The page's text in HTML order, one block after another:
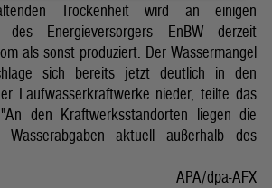
Trockenheit wird an einigen
des Energieversorgers EnBW derzeit
als sonst produziert. Der Wassermangel
sich bereits jetzt deutlich in den
Laufwasserkraftwerke nieder, teilte das
den Kraftwerksstandorten liegen die
Wasserabgaben aktuell außerhalb des
APA/dpa-AFX